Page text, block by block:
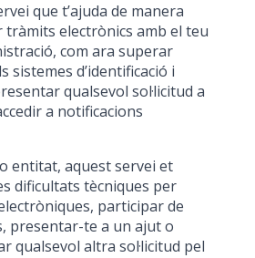
que t’ajuda de manera
electrònics amb el teu
com ara superar
sistemes d’identificació i
qualsevol sol·licitud a
a notificacions
entitat, aquest servei et
dificultats tècniques per
participar de
presentar-te a un ajut o
qualsevol altra sol·licitud pel